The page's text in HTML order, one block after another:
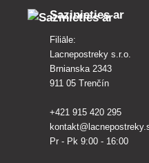
Sazinieties ar
Filiāle:
Lacnepostreky s.r.o.
Brnianska 2343
911 05 Trenčín
+421 915 420 295
Pr - Pk 9:00 - 16:00